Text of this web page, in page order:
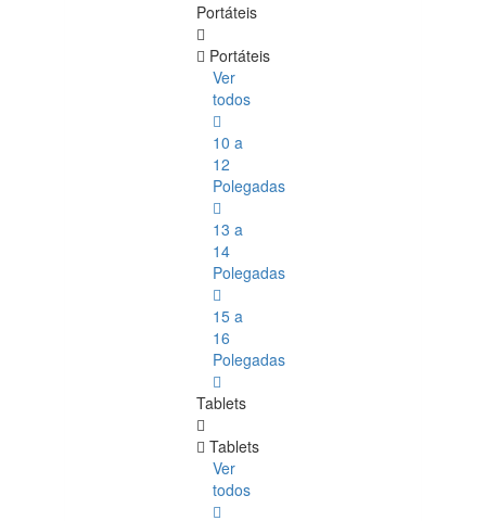
Portáteis
Portáteis
Ver
todos
10 a
12
Polegadas
13 a
14
Polegadas
15 a
16
Polegadas
Tablets
Tablets
Ver
todos